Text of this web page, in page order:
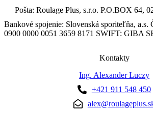
Pošta: Roulage Plus, s.r.o. P.O.BOX 64,
Bankové spojenie: Slovenská sporiteľňa, a.s.
0900 0000 0051 3659 8171 SWIFT: GIBA
Kontakty
Ing. Alexander Luczy
+421 911 548 450